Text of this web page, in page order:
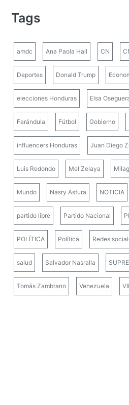
Tags
amdc Ana Paola Hall CN
Deportes Donald Trump
elecciones Honduras Elsa
Farándula Fútbol Gobierno
influencers Honduras Juan Diego
Luis Redondo Mel Zelaya
Mundo Nasry Asfura NOTICIA
partido libre Partido Nacional
POLÍTICA Política Redes
salud Salvador Nasralla
Tomás Zambrano Venezuela